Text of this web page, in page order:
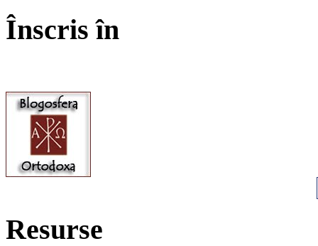
Înscris în
Resurse